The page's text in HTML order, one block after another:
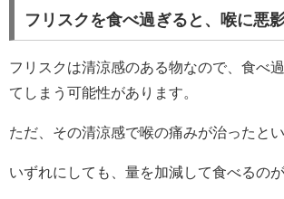
フリスクを食べ過ぎると、喉に悪
フリスクは清涼感のある物なので、食べ
てしまう可能性があります。
ただ、その清涼感で喉の痛みが治ったと
いずれにしても、量を加減して食べるのが